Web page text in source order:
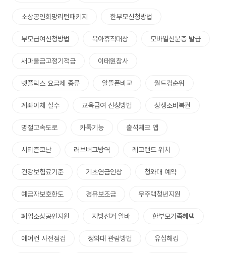
소상공인희망리턴패키지 한부모신청방법
부모급여신청방법 육아휴직대상 모바일신분증 발급
새마을금고정기적금 이태원참사
넷플릭스 요금제 종류 알뜰폰비교 월드컵순위
계좌이체 실수 교육급여 신청방법 상생소비복권
명절고속도로 카톡기능 출석체크 앱
시티즌코난 러브버그방역 레고랜드 위치
건강보험료기준 기초연금인상 청와대 예약
예금자보호한도 경유보조금 무주택청년지원
폐업소상공인지원 지방선거 알바 한부모가족혜택
에어컨 사전점검 청와대 관람방법 유심해킹